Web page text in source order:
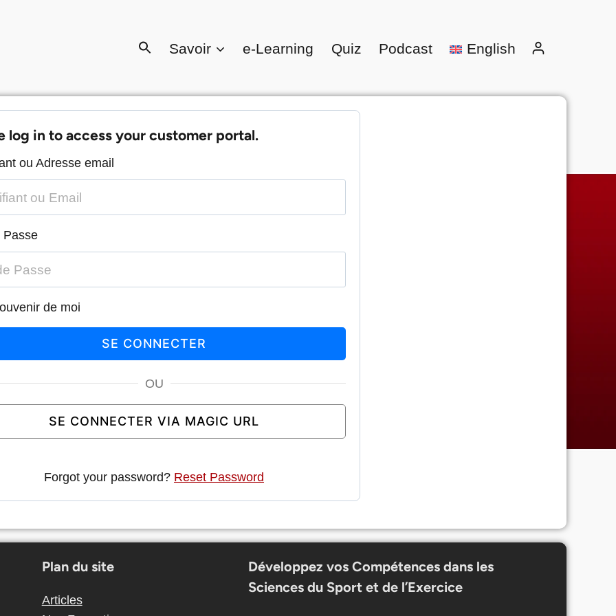
Savoir e-Learning Quiz Podcast English
log in to access your customer portal.
ou Adresse email
Passe
de moi
OU
SE CONNECTER VIA MAGIC URL
Forgot your password? Reset Password
Plan du site
Articles
Développez vos Compétences dans les
Sciences du Sport et de l’Exercice